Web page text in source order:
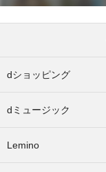
dショッピング
dミュージック
Lemino